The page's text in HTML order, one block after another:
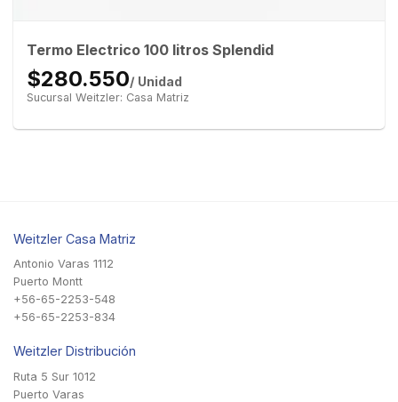
Termo Electrico 100 litros Splendid
$280.550/ Unidad
Sucursal Weitzler: Casa Matriz
Weitzler Casa Matriz
Antonio Varas 1112
Puerto Montt
+56-65-2253-548
+56-65-2253-834
Weitzler Distribución
Ruta 5 Sur 1012
Puerto Varas